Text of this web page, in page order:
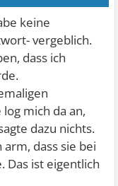
keine
vergeblich.
dass ich
mich da an,
dazu nichts.
dass sie bei
Das ist eigentlich